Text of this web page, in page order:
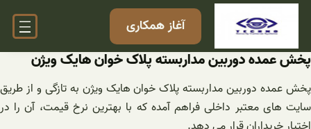
رفتن
آغاز همکاری
پخش عمده دوربین مداربسته پلاک خوان هایک ویژن
پخش عمده دوربین مداربسته پلاک خوان هایک ویژن به تازگی و از طریق
سایت های معتبر داخلی فراهم آمده که با بهترین نرخ قیمت، آن را در